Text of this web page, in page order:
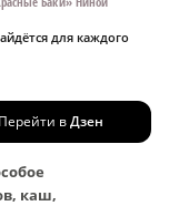
для каждого
Перейти вДзен
каш,